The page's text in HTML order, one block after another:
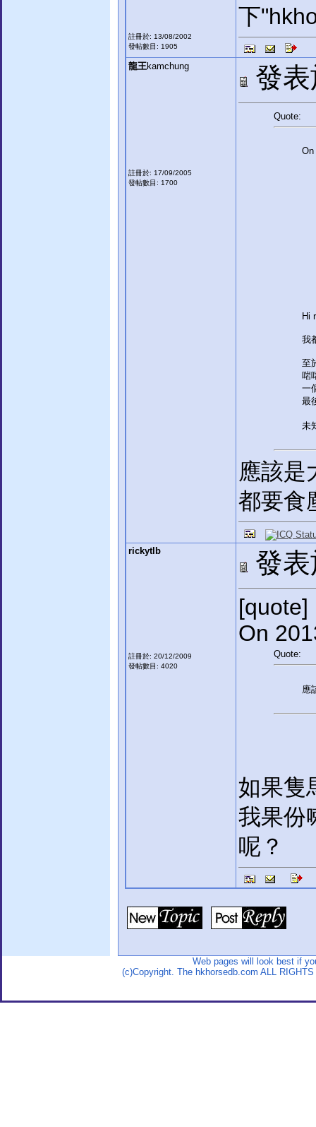
註冊於: 13/08/2002
發帖數目: 1905
下
龍王kamchung
註冊於: 17/09/2005
發帖數目: 1700
發
Quote:
On
Hi
我
至
啱
一
最
未
應該是
都要食
rickytlb
註冊於: 20/12/2009
發帖數目: 4020
發
[quote]
On
Quote:
應
如果隻
我果份
呢？
Web pages will look best if
(c)Copyright. The hkhorsedb.com ALL